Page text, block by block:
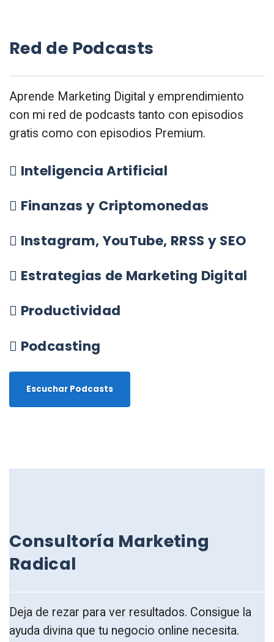
Red de Podcasts
Aprende Marketing Digital y emprendimiento
con mi red de podcasts tanto con episodios
gratis como con episodios Premium.
Inteligencia Artificial
Finanzas y Criptomonedas
Instagram, YouTube, RRSS y SEO
Estrategias de Marketing Digital
Productividad
Podcasting
Escuchar Podcasts
Consultoría Marketing
Radical
Deja de rezar para ver resultados. Consigue la
ayuda divina que tu negocio online necesita.